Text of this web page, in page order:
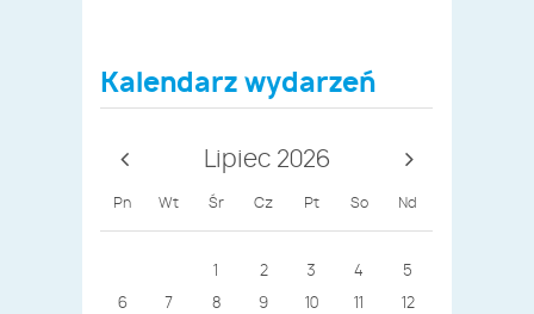
Kalendarz wydarzeń
Lipiec 2026
Pn Wt Śr Cz Pt So Nd
2 3 4 5
6 7 8 9 10 12